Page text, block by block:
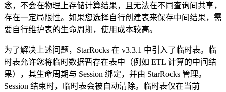
念，不会在物理上存储计算结果，且无法在不同查询间共享，
存在一定局限性。如果您选择自行创建表来保存中间结果，需
要自行维护表的生命周期，使用成本较高。
为了解决上述问题，StarRocks 在 v3.3.1 中引入了临时表。临
时表允许您将临时数据暂存在表中（例如 ETL 计算的中间结
果），其生命周期与 Session 绑定，并由 StarRocks 管理。
Session 结束时，临时表会被自动清除。临时表仅在当前